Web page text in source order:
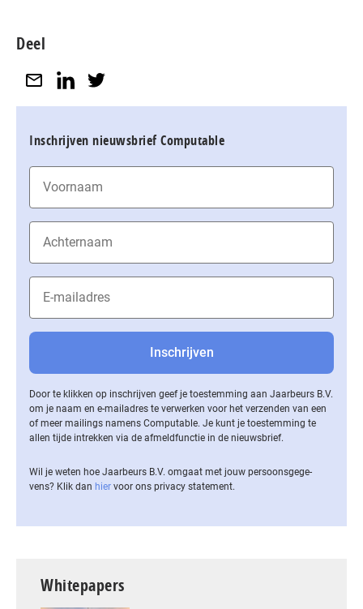
Deel
Inschrijven nieuwsbrief Computable
Door te klikken op inschrijven geef je toestemming aan Jaarbeurs B.V.
om je naam en e-mailadres te verwerken voor het verzenden van een
of meer mailings namens Computable. Je kunt je toestemming te
allen tijde intrekken via de af­meld­func­tie in de nieuwsbrief.
Wil je weten hoe Jaarbeurs B.V. omgaat met jouw per­soons­ge­ge­
vens? Klik dan hier voor ons privacy statement.
Whitepapers